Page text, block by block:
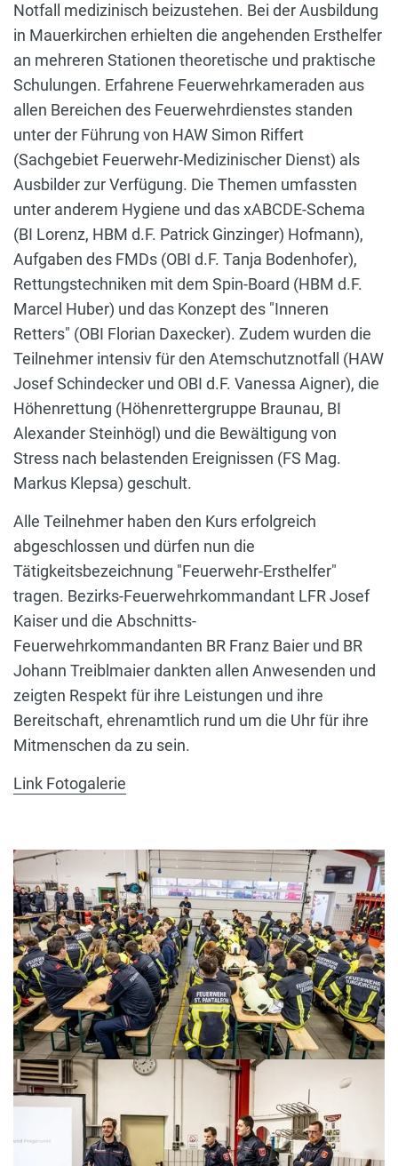
Notfall medizinisch beizustehen. Bei der Ausbildung
in Mauerkirchen erhielten die angehenden Ersthelfer
an mehreren Stationen theoretische und praktische
Schulungen. Erfahrene Feuerwehrkameraden aus
allen Bereichen des Feuerwehrdienstes standen
unter der Führung von HAW Simon Riffert
(Sachgebiet Feuerwehr-Medizinischer Dienst) als
Ausbilder zur Verfügung. Die Themen umfassten
unter anderem Hygiene und das xABCDE-Schema
(BI Lorenz, HBM d.F. Patrick Ginzinger) Hofmann),
Aufgaben des FMDs (OBI d.F. Tanja Bodenhofer),
Rettungstechniken mit dem Spin-Board (HBM d.F.
Marcel Huber) und das Konzept des "Inneren
Retters" (OBI Florian Daxecker). Zudem wurden die
Teilnehmer intensiv für den Atemschutznotfall (HAW
Josef Schindecker und OBI d.F. Vanessa Aigner), die
Höhenrettung (Höhenrettergruppe Braunau, BI
Alexander Steinhögl) und die Bewältigung von
Stress nach belastenden Ereignissen (FS Mag.
Markus Klepsa) geschult.
Alle Teilnehmer haben den Kurs erfolgreich
abgeschlossen und dürfen nun die
Tätigkeitsbezeichnung "Feuerwehr-Ersthelfer"
tragen. Bezirks-Feuerwehrkommandant LFR Josef
Kaiser und die Abschnitts-
Feuerwehrkommandanten BR Franz Baier und BR
Johann Treiblmaier dankten allen Anwesenden und
zeigten Respekt für ihre Leistungen und ihre
Bereitschaft, ehrenamtlich rund um die Uhr für ihre
Mitmenschen da zu sein.
Link Fotogalerie